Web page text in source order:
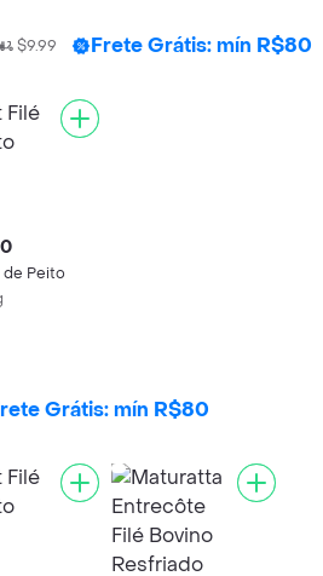
$9.99 Frete Grátis: mín R$80
de Peito
Grátis: mín R$80